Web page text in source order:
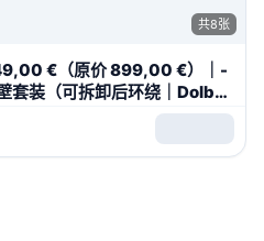
共8张
€（原价 899,00 €）｜-
套装（可拆卸后环绕｜Dolby